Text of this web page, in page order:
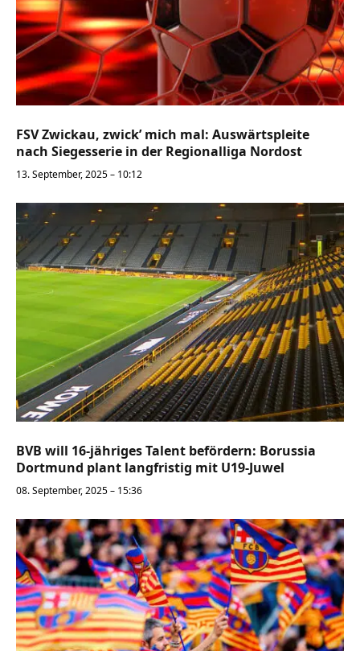
FSV Zwickau, zwick’ mich mal: Auswärtspleite
nach Siegesserie in der Regionalliga Nordost
13. September, 2025 – 10:12
BVB will 16-jähriges Talent befördern: Borussia
Dortmund plant langfristig mit U19-Juwel
08. September, 2025 – 15:36